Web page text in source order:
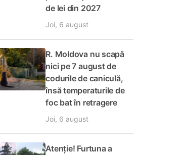
de lei din 2027
Joi, 6 august
R. Moldova nu scapă
nici pe 7 august de
codurile de caniculă,
însă temperaturile de
foc bat în retragere
Joi, 6 august
Atenție! Furtuna a